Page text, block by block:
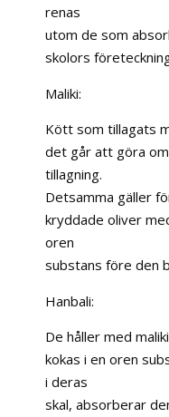
renas
utom de som
skolors
Maliki:
Kött som tillagats
det går att göra
tillagning.
Detsamma gäller
kryddade oliver
oren
substans före den
Hanbali:
De håller med
kokas i en oren
i deras
skal, absorberar